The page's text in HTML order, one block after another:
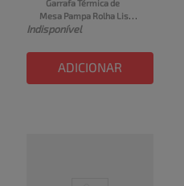
Garrafa Térmica de
Mesa Pampa Rolha Lisa 1l
Aladdin
Indisponível
ADICIONAR